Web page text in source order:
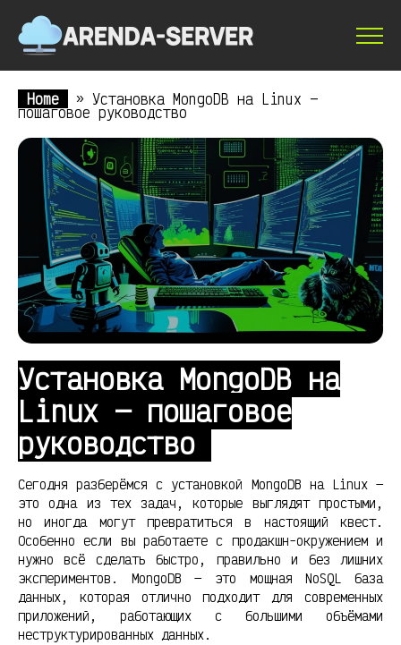
Home » Установка MongoDB на Linux —
пошаговое руководство
Установка MongoDB на
Linux — пошаговое
руководство
Сегодня разберёмся с установкой MongoDB на Linux —
это одна из тех задач, которые выглядят простыми,
но иногда могут превратиться в настоящий квест.
Особенно если вы работаете с продакшн-окружением и
нужно всё сделать быстро, правильно и без лишних
экспериментов. MongoDB — это мощная NoSQL база
данных, которая отлично подходит для современных
приложений, работающих с большими объёмами
неструктурированных данных.